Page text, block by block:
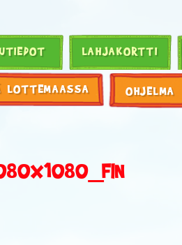
LAHJAKORTTI
LOTTEMAASSA OHJELMA